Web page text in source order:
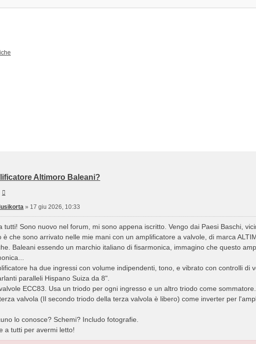
Altimoro Baleani?
» 17 giu 2026, 10:33
tutti! Sono nuovo nel forum, mi sono appena iscritto. Vengo dai Paesi Baschi,
è che sono arrivato nelle mie mani con un amplificatore a valvole, di marca
Baleani essendo un marchio italiano di fisarmonica, immagino che questo
ha due ingressi con volume indipendenti, tono, e vibrato con controlli di
paralleli Hispano Suiza da 8".
ECC83. Usa un triodo per ogni ingresso e un altro triodo come
valvola (Il secondo triodo della terza valvola è libero) come inverter per
lo conosce? Schemi? Includo fotografie.
a tutti per avermi letto!